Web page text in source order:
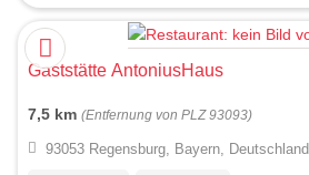
Gaststätte AntoniusHaus
7,5 km (Entfernung von PLZ 93093)
93053 Regensburg, Bayern, Deutschland